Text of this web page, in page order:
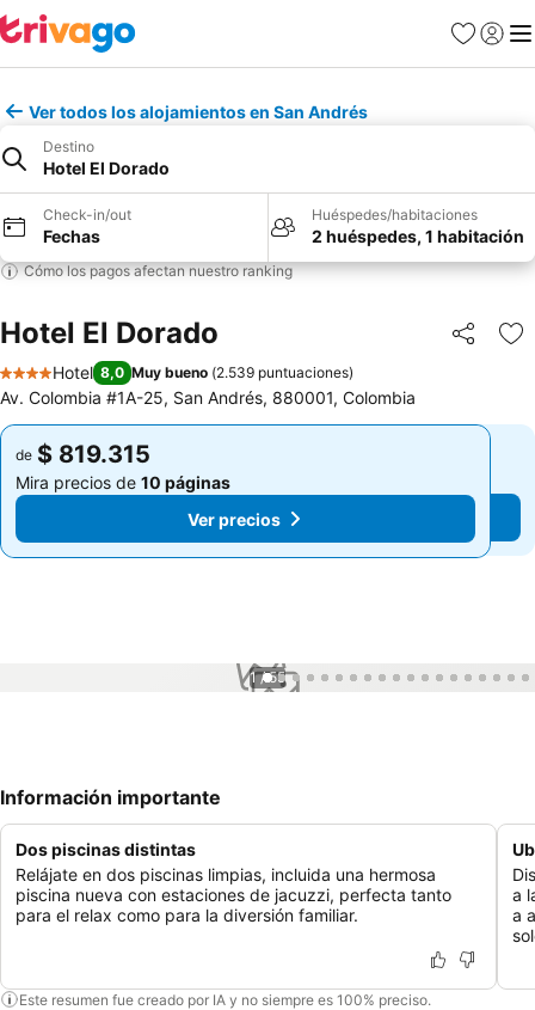
Favoritos
Iniciar
Ver todos los alojamientos en San Andrés
Destino
Hotel El Dorado
Check-in/out
Fechas
Huéspedes/habitaciones
2 huéspedes, 1 habitación
Cómo los pagos afectan nuestro ranking
Hotel El Dorado Compartir
4 Estrellas
Hotel 8,0 Muy bueno (2.539 puntuaciones)
Av. Colombia #1A-25, San Andrés, 880001, Colombia
de $ 819.315
Mira precios de 10 páginas
Ver precios
de $ 819.315
Mira precios de 10 páginas
Ver precios
1 / 55
Información importante
Dos piscinas distintas
Relájate en dos piscinas limpias, incluida una hermosa
piscina nueva con estaciones de jacuzzi, perfecta tanto
para el relax como para la diversión familiar.
a
a
Este resumen fue creado por IA y no siempre es 100% preciso.